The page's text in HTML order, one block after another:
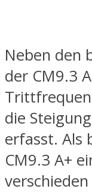
Neben den
der CM9.3
die
erfasst. Als
CM9.3 A+